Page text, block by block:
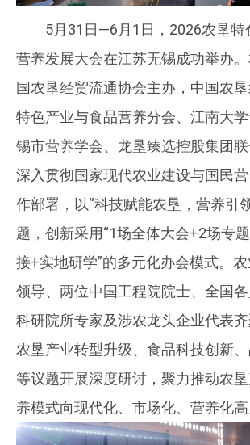
5月31日—6月1日，2026农垦特
营养发展大会在江苏无锡成功举办
国农垦经贸流通协会主办，中国农
特色产业与食品营养分会、江南大
锡市营养学会、龙垦臻选控股集团
深入贯彻国家现代农业建设与国民
作部署，以“科技赋能农垦，营养引
题，创新采用“1场全体大会+2场专
接+实地研学”的多元化办会模式。
领导、两位中国工程院院士、全国各
科研院所专家及涉农龙头企业代表
农垦产业转型升级、食品科技创新
等议题开展深度研讨，聚力推动农
养模式向现代化、市场化、营养化高